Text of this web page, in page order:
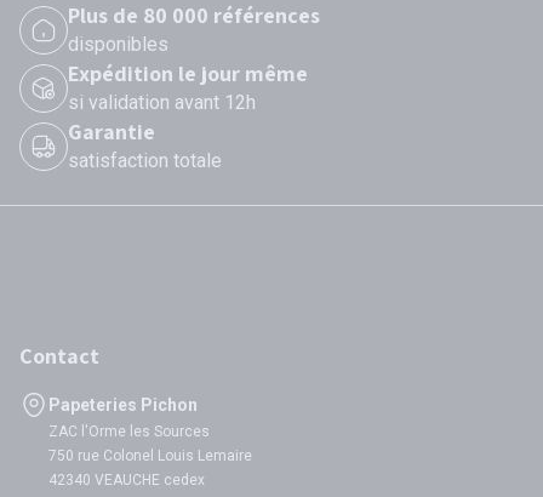
Plus de 80 000 références
disponibles
Expédition le jour même
si validation avant 12h
Garantie
satisfaction totale
Contact
Papeteries Pichon
ZAC l'Orme les Sources
750 rue Colonel Louis Lemaire
42340 VEAUCHE cedex